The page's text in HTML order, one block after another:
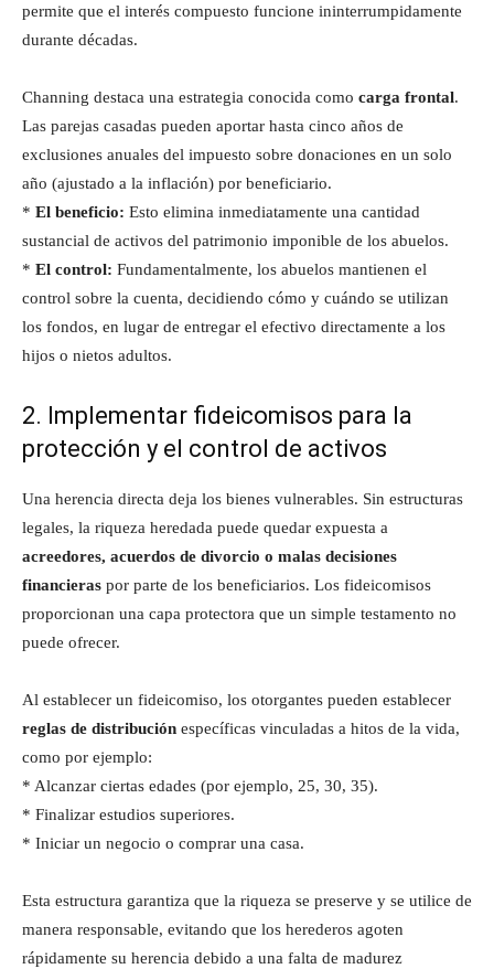
permite que el interés compuesto funcione ininterrumpidamente
durante décadas.
Channing destaca una estrategia conocida como carga frontal.
Las parejas casadas pueden aportar hasta cinco años de
exclusiones anuales del impuesto sobre donaciones en un solo
año (ajustado a la inflación) por beneficiario.
* El beneficio: Esto elimina inmediatamente una cantidad
sustancial de activos del patrimonio imponible de los abuelos.
* El control: Fundamentalmente, los abuelos mantienen el
control sobre la cuenta, decidiendo cómo y cuándo se utilizan
los fondos, en lugar de entregar el efectivo directamente a los
hijos o nietos adultos.
2. Implementar fideicomisos para la
protección y el control de activos
Una herencia directa deja los bienes vulnerables. Sin estructuras
legales, la riqueza heredada puede quedar expuesta a
acreedores, acuerdos de divorcio o malas decisiones
financieras por parte de los beneficiarios. Los fideicomisos
proporcionan una capa protectora que un simple testamento no
puede ofrecer.
Al establecer un fideicomiso, los otorgantes pueden establecer
reglas de distribución específicas vinculadas a hitos de la vida,
como por ejemplo:
* Alcanzar ciertas edades (por ejemplo, 25, 30, 35).
* Finalizar estudios superiores.
* Iniciar un negocio o comprar una casa.
Esta estructura garantiza que la riqueza se preserve y se utilice de
manera responsable, evitando que los herederos agoten
rápidamente su herencia debido a una falta de madurez